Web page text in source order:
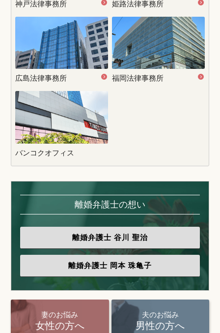
神戸法律事務所 姫路法律事務所
広島法律事務所 福岡法律事務所
バンコクオフィス
離婚弁護士の想い
離婚弁護士 谷川 聖治
離婚弁護士 岡本 珠亀子
妻のお悩み
女性の方へ
夫のお悩み
男性の方へ